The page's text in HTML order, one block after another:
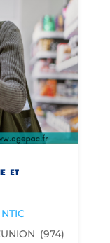
et
NTIC
(974)